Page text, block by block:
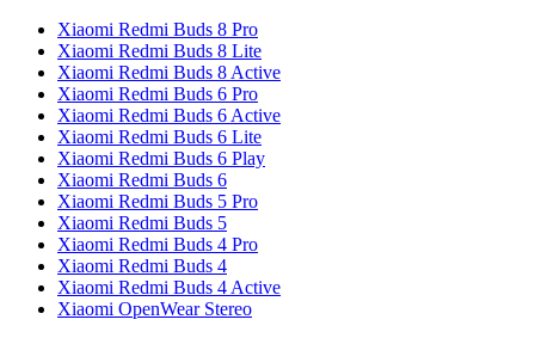
Xiaomi Redmi Buds 8 Pro
Xiaomi Redmi Buds 8 Lite
Xiaomi Redmi Buds 8 Active
Xiaomi Redmi Buds 6 Pro
Xiaomi Redmi Buds 6 Active
Xiaomi Redmi Buds 6 Lite
Xiaomi Redmi Buds 6 Play
Xiaomi Redmi Buds 6
Xiaomi Redmi Buds 5 Pro
Xiaomi Redmi Buds 5
Xiaomi Redmi Buds 4 Pro
Xiaomi Redmi Buds 4
Xiaomi Redmi Buds 4 Active
Xiaomi OpenWear Stereo